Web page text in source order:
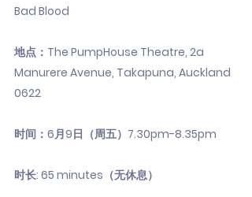
Bad Blood
地点：The PumpHouse Theatre, 2a
Manurere Avenue, Takapuna, Auckland
0622
时间：6月9日（周五）7.30pm-8.35pm
时长: 65 minutes（无休息）